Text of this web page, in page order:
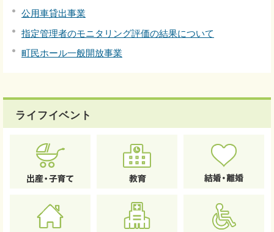
公用車貸出事業
指定管理者のモニタリング評価の結果について
町民ホール一般開放事業
ライフイベント